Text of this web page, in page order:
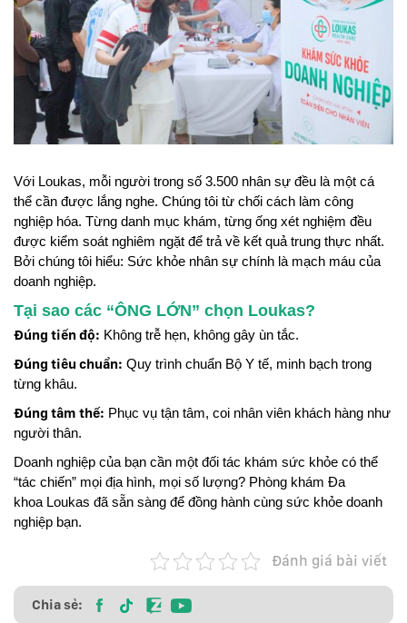
Với Loukas, mỗi người trong số 3.500 nhân sự đều là một cá
thể cần được lắng nghe. Chúng tôi từ chối cách làm công
nghiệp hóa. Từng danh mục khám, từng ống xét nghiệm đều
được kiểm soát nghiêm ngặt để trả về kết quả trung thực nhất.
Bởi chúng tôi hiểu: Sức khỏe nhân sự chính là mạch máu của
doanh nghiệp.
Tại sao các “ÔNG LỚN” chọn Loukas?
Đúng tiến độ: Không trễ hẹn, không gây ùn tắc.
Đúng tiêu chuẩn: Quy trình chuẩn Bộ Y tế, minh bạch trong
từng khâu.
Đúng tâm thế: Phục vụ tận tâm, coi nhân viên khách hàng như
người thân.
Doanh nghiệp của bạn cần một đối tác khám sức khỏe có thể
“tác chiến” mọi địa hình, mọi số lượng? Phòng khám Đa
khoa Loukas đã sẵn sàng để đồng hành cùng sức khỏe doanh
nghiệp bạn.
Đánh giá bài viết
Chia sẻ: